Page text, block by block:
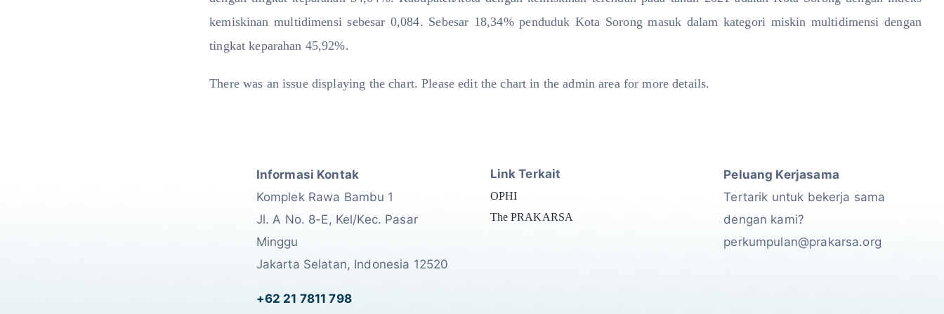
kemiskinan multidimensi sebesar 0,084. Sebesar 18,34% penduduk Kota Sorong masuk dalam kategori miskin multidimensi dengan
tingkat keparahan 45,92%.
There was an issue displaying the chart. Please edit the chart in the admin area for more details.
Informasi Kontak
Komplek Rawa Bambu 1
Jl. A No. 8-E, Kel/Kec. Pasar
Minggu
Jakarta Selatan, Indonesia 12520
+62 21 7811 798
Link Terkait
OPHI
The PRAKARSA
Peluang Kerjasama
Tertarik untuk bekerja sama
dengan kami?
perkumpulan@prakarsa.org